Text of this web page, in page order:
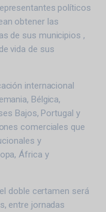
políticos
obtener las
de sus municipios ,
vida de sus
internacional
Bélgica,
Bajos, Portugal y
comerciales que
y
África y
doble certamen será
entre jornadas